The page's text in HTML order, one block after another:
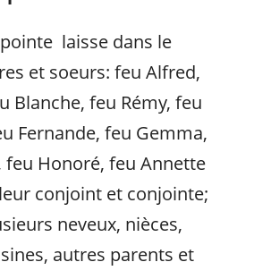
laisse dans le
et soeurs: feu Alfred,
Blanche, feu Rémy, feu
Fernande, feu Gemma,
feu Honoré, feu Annette
conjoint et conjointe;
neveux, nièces,
autres parents et